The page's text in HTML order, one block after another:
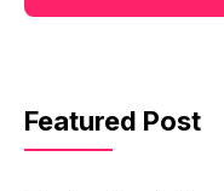
Featured Post